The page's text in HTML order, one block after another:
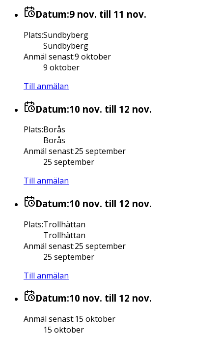
Datum:9 nov. till 11 nov.
Plats:Sundbyberg
Sundbyberg
Anmäl senast:9 oktober
9 oktober
Till anmälan
Datum:10 nov. till 12 nov.
Plats:Borås
Borås
Anmäl senast:25 september
25 september
Till anmälan
Datum:10 nov. till 12 nov.
Plats:Trollhättan
Trollhättan
Anmäl senast:25 september
25 september
Till anmälan
Datum:10 nov. till 12 nov.
Anmäl senast:15 oktober
15 oktober